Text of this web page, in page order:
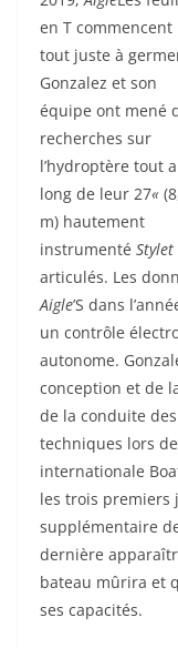
en T commencent
tout juste à
Gonzalez et son
équipe ont mené
recherches sur
l’hydroptère tout
long de leur 27«
m) hautement
instrumenté Stylet
articulés. Les
Aigle’S dans
un contrôle
autonome.
conception et de
de la conduite
techniques lors
internationale
les trois premiers
supplémentaire
dernière
bateau mûrira et
ses capacités.